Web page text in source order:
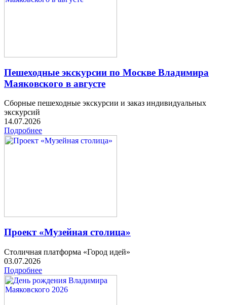
Пешеходные экскурсии по Москве Владимира
Маяковского в августе
Сборные пешеходные экскурсии и заказ индивидуальных
экскурсий
14.07.2026
Подробнее
Проект «Музейная столица»
Столичная платформа «Город идей»
03.07.2026
Подробнее